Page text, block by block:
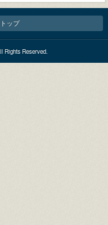
ップ
Rights Reserved.